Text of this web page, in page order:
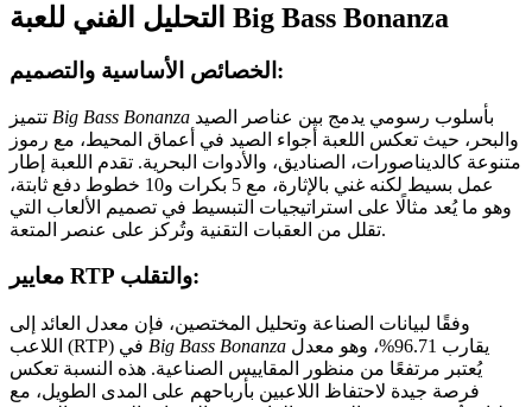
التحليل الفني للعبة Big Bass Bonanza
الخصائص الأساسية والتصميم:
Big Bass Bonanza
والبحر، حيث تعكس اللعبة أجواء الصيد في أعماق المحيط، مع رموز
متنوعة كالديناصورات، الصناديق، والأدوات البحرية. تقدم اللعبة إطار
عمل بسيط لكنه غني بالإثارة، مع 5 بكرات و10 خطوط دفع ثابتة،
وهو ما يُعد مثالًا على استراتيجيات التبسيط في تصميم الألعاب التي
تقلل من العقبات التقنية وتُركز على عنصر المتعة.
معايير RTP والتقلب:
وفقًا لبيانات الصناعة وتحليل المختصين، فإن معدل العائد إلى
Big Bass Bonanza
يُعتبر مرتفعًا من منظور المقاييس الصناعية. هذه النسبة تعكس
فرصة جيدة لاحتفاظ اللاعبين بأرباحهم على المدى الطويل، مع